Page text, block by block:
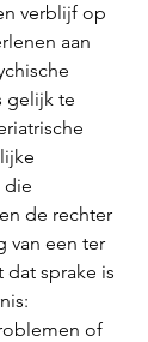
verblijf op
aan
gelijk te
die
de rechter
van een ter
sprake is
of